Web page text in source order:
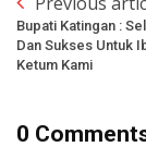
Bupati Katingan :
Dan Sukses Untuk
Ketum Kami
0